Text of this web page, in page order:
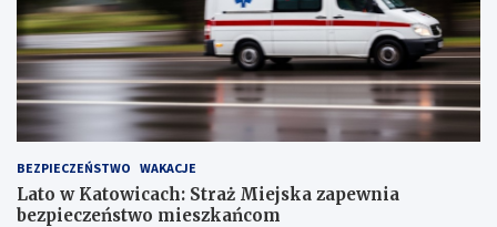
BEZPIECZEŃSTWO WAKACJE
Lato w Katowicach: Straż Miejska zapewnia
bezpieczeństwo mieszkańcom